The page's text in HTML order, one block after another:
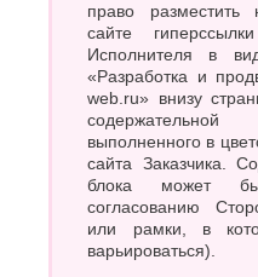
право разместить
сайте
Исполнителя в
«Разработка и
web.ru» внизу
выполненного в
сайта Заказчика.
блока может
согласованию
или рамки, в
варьироваться).